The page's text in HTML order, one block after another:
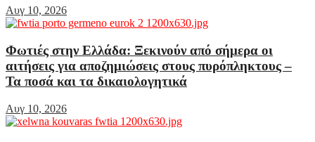
Αυγ 10, 2026
Φωτιές στην Ελλάδα: Ξεκινούν από σήμερα οι
αιτήσεις για αποζημιώσεις στους πυρόπληκτους –
Τα ποσά και τα δικαιολογητικά
Αυγ 10, 2026